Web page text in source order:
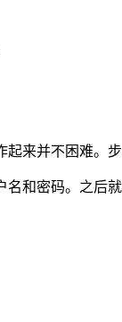
来并不困难。步
和密码。之后就